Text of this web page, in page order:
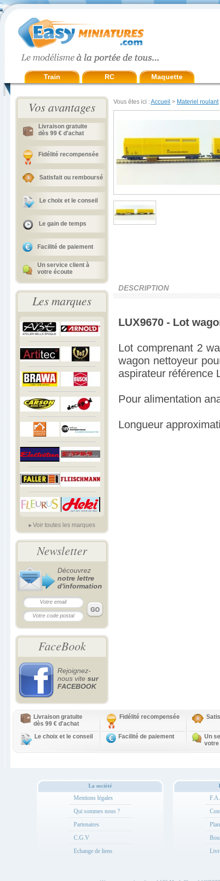
Train RC Maquette
Vos avantages
Livraison gratuite
dès 99 € d'achat
Fidélité recompensée
Satisfait ou remboursé
Le choix et le conseil
Le gain de temps
Facilité de paiement
Un service client à
votre écoute
Les marques
Voir toutes les marques
Newsletter
Découvrez
notre lettre
d'information
FaceBook
Rejoignez-
nous vite sur
FACEBOOK
Vous êtes ici :Accueil > Materiel roulant
DESCRIPTION
LUX9670 - Lot
Lot comprenant 2
wagon nettoyeur
aspirateur référence
Pour alimentation
Longueur
Livraison gratuite
dès 99 € d'achat
Fidélité recompensée
Le choix et le conseil Facilité de paiement
Un
votre
La société
Mentions légales
Qui sommes nous ?
Partenaires
C.G.V
Echange de liens